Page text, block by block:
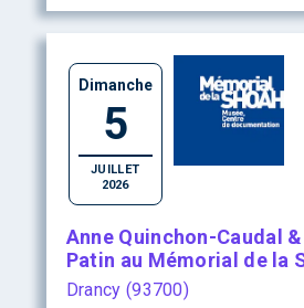
Anne Quinchon-Caudal
Patin au Mémorial de la
Drancy (93700)
Dimanche
5
JUILLET
2026